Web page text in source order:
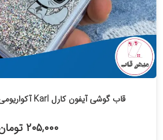
قاب گوشی آیفون کارل Karl آکواریومی (بدون بند) کد-۱۹۸۹
۲۰۵,۰۰۰ تومان